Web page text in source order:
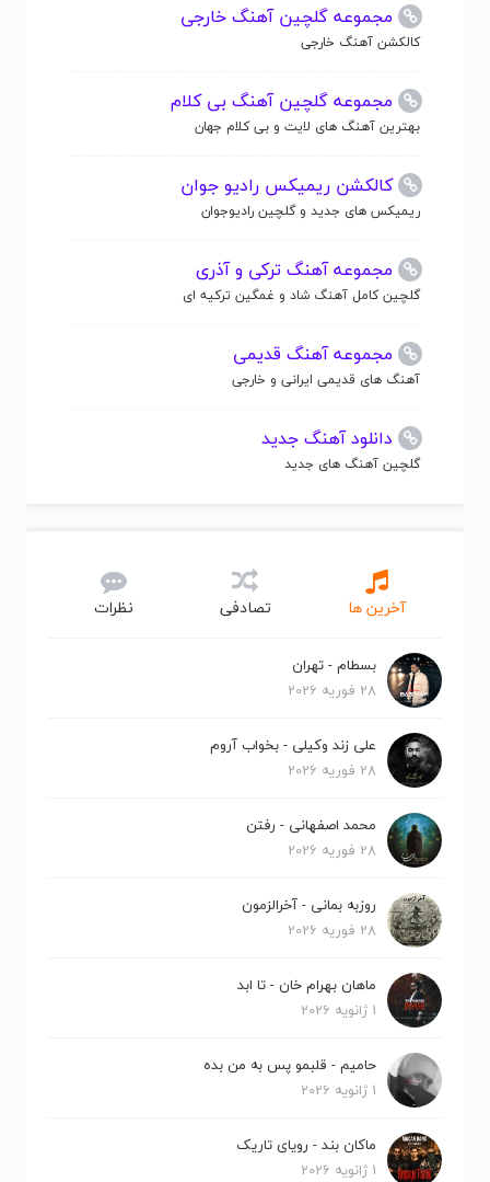
مجموعه گلچین آهنگ خارجی
کالکشن آهنگ خارجی
مجموعه گلچین آهنگ بی کلام
بهترین آهنگ های لایت و بی کلام جهان
کالکشن ریمیکس رادیو جوان
ریمیکس های جدید و گلچین رادیوجوان
مجموعه آهنگ ترکی و آذری
گلچین کامل آهنگ شاد و غمگین ترکیه ای
مجموعه آهنگ قدیمی
آهنگ های قدیمی ایرانی و خارجی
دانلود آهنگ جدید
گلچین آهنگ های جدید
آخرین ها تصادفی نظرات
بسطام - تهران
28 فوریه 2026
علی زند وکیلی - بخواب آروم
28 فوریه 2026
محمد اصفهانی - رفتن
28 فوریه 2026
روزبه بمانی - آخرالزمون
28 فوریه 2026
ماهان بهرام خان - تا ابد
1 ژانویه 2026
حامیم - قلبمو پس به من بده
1 ژانویه 2026
ماکان بند - رویای تاریک
1 ژانویه 2026